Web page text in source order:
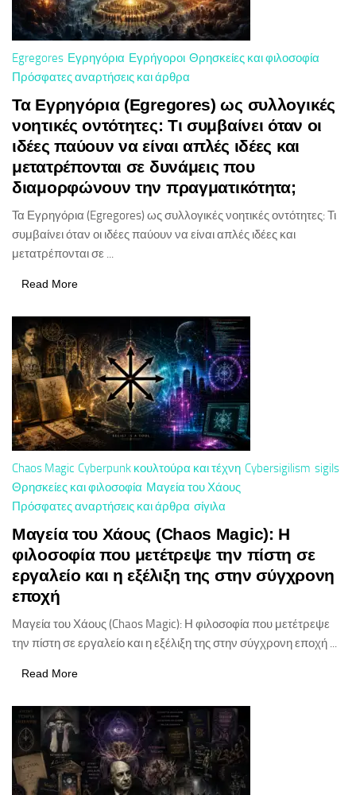
Egregores Εγρηγόρια Εγρήγοροι Θρησκείες και φιλοσοφία
Πρόσφατες αναρτήσεις και άρθρα
Τα Εγρηγόρια (Egregores) ως συλλογικές
νοητικές οντότητες: Τι συμβαίνει όταν οι
ιδέες παύουν να είναι απλές ιδέες και
μετατρέπονται σε δυνάμεις που
διαμορφώνουν την πραγματικότητα;
Τα Εγρηγόρια (Egregores) ως συλλογικές νοητικές οντότητες: Τι
συμβαίνει όταν οι ιδέες παύουν να είναι απλές ιδέες και
μετατρέπονται σε ...
Read More
Chaos Magic Cyberpunk κουλτούρα και τέχνη Cybersigilism sigils
Θρησκείες και φιλοσοφία Μαγεία του Χάους
Πρόσφατες αναρτήσεις και άρθρα σίγιλα
Μαγεία του Χάους (Chaos Magic): Η
φιλοσοφία που μετέτρεψε την πίστη σε
εργαλείο και η εξέλιξη της στην σύγχρονη
εποχή
Μαγεία του Χάους (Chaos Magic): Η φιλοσοφία που μετέτρεψε
την πίστη σε εργαλείο και η εξέλιξη της στην σύγχρονη εποχή ...
Read More